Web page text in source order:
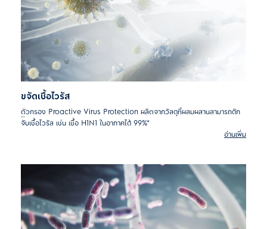
ขจัดเชื้อไวรัส
ตัวกรอง Proactive Virus Protection ผลิตจากวัสดุที่ผสมผสานสามารถดัก
จับเชื้อไวรัส เช่น เชื้อ H1N1 ในอากาศได้ 99%*
อ่านเพิ่ม